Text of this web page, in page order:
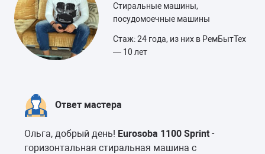
Стиральные машины,
посудомоечные машины
Стаж: 24 года, из них в РемБытТех
— 10 лет
Ответ мастера
Ольга, добрый день! Eurosoba 1100 Sprint -
горизонтальная стиральная машина с